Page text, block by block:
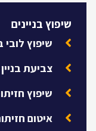
שיפוץ בניינים
שיפוץ לובי
צביעת
שיפוץ
איטום